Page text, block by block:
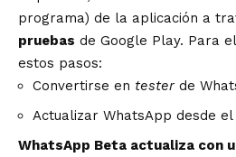
programa) de la aplicación a
pruebas de Google Play. Para
estos pasos:
Convertirse en testerde
Actualizar WhatsApp desde
WhatsApp Beta actualiza con